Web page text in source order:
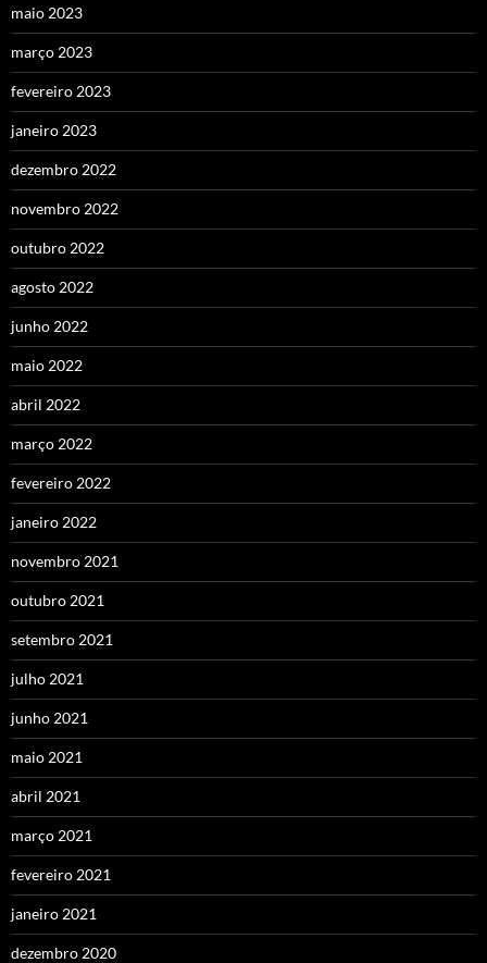
maio 2023
março 2023
fevereiro 2023
janeiro 2023
dezembro 2022
novembro 2022
outubro 2022
agosto 2022
junho 2022
maio 2022
abril 2022
março 2022
fevereiro 2022
janeiro 2022
novembro 2021
outubro 2021
setembro 2021
julho 2021
junho 2021
maio 2021
abril 2021
março 2021
fevereiro 2021
janeiro 2021
dezembro 2020